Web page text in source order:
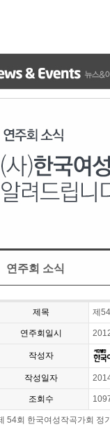
연주회 소식
제목 제
연주회일시
작성자
작성일자
조회수
54회 한국여성작곡가회 정